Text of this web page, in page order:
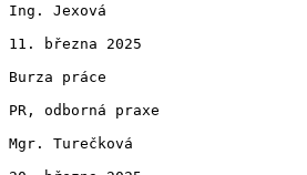
Ing. Jexová
11. března 2025
Burza práce
PR, odborná praxe
Mgr. Turečková